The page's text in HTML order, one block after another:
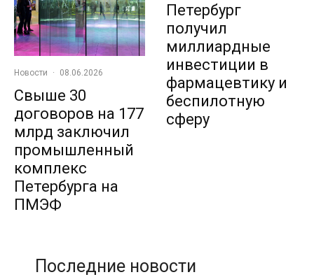
Новости · 08.06.2026
Свыше 30
договоров на 177
млрд заключил
промышленный
комплекс
Петербурга на
ПМЭФ
Петербург
получил
миллиардные
инвестиции в
фармацевтику и
беспилотную
сферу
Последние новости